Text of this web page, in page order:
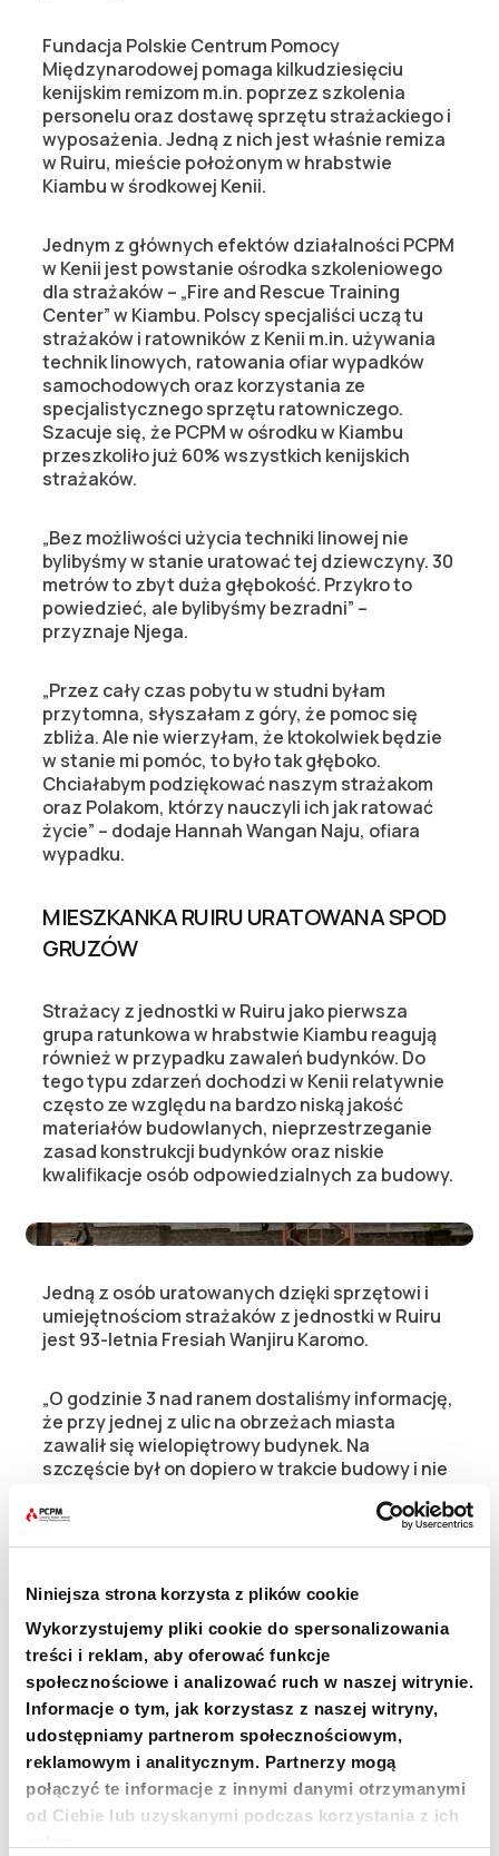
Niniejsza strona korzysta z plików cookie
Wykorzystujemy pliki cookie do spersonalizowania
treści i reklam, aby oferować funkcje
społecznościowe i analizować ruch w naszej witrynie.
Informacje o tym, jak korzystasz z naszej witryny,
udostępniamy partnerom społecznościowym,
reklamowym i analitycznym. Partnerzy mogą
połączyć te informacje z innymi danymi otrzymanymi
od Ciebie lub uzyskanymi podczas korzystania z ich
Fundacja Polskie Centrum Pomocy
Międzynarodowej pomaga kilkudziesięciu
kenijskim remizom m.in. poprzez szkolenia
personelu oraz dostawę sprzętu strażackiego i
wyposażenia. Jedną z nich jest właśnie remiza
w Ruiru, mieście położonym w hrabstwie
Kiambu w środkowej Kenii.
Jednym z głównych efektów działalności PCPM
w Kenii jest powstanie ośrodka szkoleniowego
dla strażaków – „Fire and Rescue Training
Center” w Kiambu. Polscy specjaliści uczą tu
strażaków i ratowników z Kenii m.in. używania
technik linowych, ratowania ofiar wypadków
samochodowych oraz korzystania ze
specjalistycznego sprzętu ratowniczego.
Szacuje się, że PCPM w ośrodku w Kiambu
przeszkoliło już 60% wszystkich kenijskich
strażaków.
„Bez możliwości użycia techniki linowej nie
bylibyśmy w stanie uratować tej dziewczyny. 30
metrów to zbyt duża głębokość. Przykro to
powiedzieć, ale bylibyśmy bezradni” –
przyznaje Njega.
„Przez cały czas pobytu w studni byłam
przytomna, słyszałam z góry, że pomoc się
zbliża. Ale nie wierzyłam, że ktokolwiek będzie
w stanie mi pomóc, to było tak głęboko.
Chciałabym podziękować naszym strażakom
oraz Polakom, którzy nauczyli ich jak ratować
życie” – dodaje Hannah Wangan Naju, ofiara
wypadku.
MIESZKANKA RUIRU URATOWANA SPOD
GRUZÓW
Strażacy z jednostki w Ruiru jako pierwsza
grupa ratunkowa w hrabstwie Kiambu reagują
również w przypadku zawaleń budynków. Do
tego typu zdarzeń dochodzi w Kenii relatywnie
często ze względu na bardzo niską jakość
materiałów budowlanych, nieprzestrzeganie
zasad konstrukcji budynków oraz niskie
kwalifikacje osób odpowiedzialnych za budowy.
Jedną z osób uratowanych dzięki sprzętowi i
umiejętnościom strażaków z jednostki w Ruiru
jest 93-letnia Fresiah Wanjiru Karomo.
„O godzinie 3 nad ranem dostaliśmy informację,
że przy jednej z ulic na obrzeżach miasta
zawalił się wielopiętrowy budynek. Na
szczęście był on dopiero w trakcie budowy i nie
domów u jego podnóży. W jednym z nich
sytuację Peter Njega, lokalny strażak.
Dodaje, że oprócz wyciągnięcia kobiety spod
gruzów, strażacy jako pierwsi udzieli jej też
pomocy medycznej.
„Kenijskich strażaków wspieramy od 2014 r.
Szkolimy ich nie tylko z umiejętności radzenia